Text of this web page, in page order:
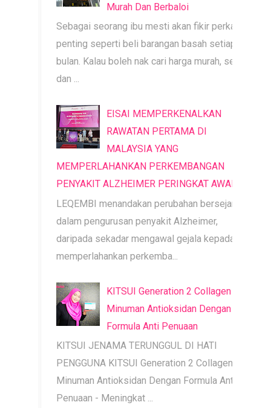
Murah Dan Berbaloi
Sebagai seorang ibu mesti akan fikir perkara
penting seperti beli barangan basah setiap
bulan. Kalau boleh nak cari harga murah, segar
dan ...
EISAI MEMPERKENALKAN
RAWATAN PERTAMA DI
MALAYSIA YANG
MEMPERLAHANKAN PERKEMBANGAN
PENYAKIT ALZHEIMER PERINGKAT AWAL
LEQEMBI menandakan perubahan bersejarah
dalam pengurusan penyakit Alzheimer,
daripada sekadar mengawal gejala kepada
memperlahankan perkemba...
KITSUI Generation 2 Collagen |
Minuman Antioksidan Dengan
Formula Anti Penuaan
KITSUI JENAMA TERUNGGUL DI HATI
PENGGUNA KITSUI Generation 2 Collagen |
Minuman Antioksidan Dengan Formula Anti
Penuaan - Meningkat ...